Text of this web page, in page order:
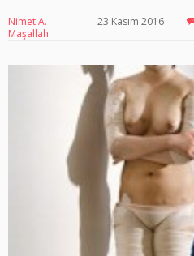
Nimet A.
Maşallah
23 Kasım 2016